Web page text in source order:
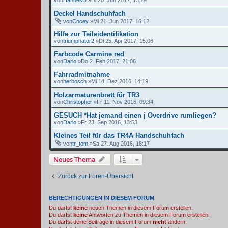
Deckel Handschuhfach
vonCocey »Mi 21. Jun 2017, 16:12
Hilfe zur Teileidentifikation
vontriumphator2 »Di 25. Apr 2017, 15:06
Farbcode Carmine red
vonDario »Do 2. Feb 2017, 21:06
Fahrradmitnahme
vonherbosch »Mi 14. Dez 2016, 14:19
Holzarmaturenbrett für TR3
vonChristopher »Fr 11. Nov 2016, 09:34
GESUCH *Hat jemand einen j Overdrive rumliegen?
vonDario »Fr 23. Sep 2016, 13:53
Kleines Teil für das TR4A Handschuhfach
vontr_tom »Sa 27. Aug 2016, 18:17
Neues Thema
Zurück zur Foren-Übersicht
BERECHTIGUNGEN IN DIESEM FORUM
Du darfst keine neuen Themen in diesem Forum erstellen.
Du darfst keineAntworten zu Themen in diesem Forum erstellen.
Du darfst deine Beiträge in diesem Forum nicht ändern.